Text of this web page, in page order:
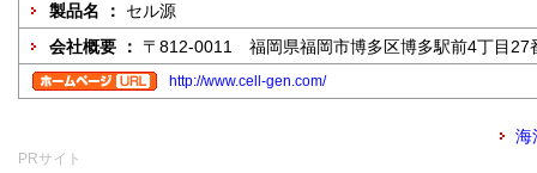
製品名 ： セル源
会社概要 ： 〒812-0011 福岡県福岡市博多区博多駅前4丁目27
http://www.cell-gen.com/
海
PRサイト